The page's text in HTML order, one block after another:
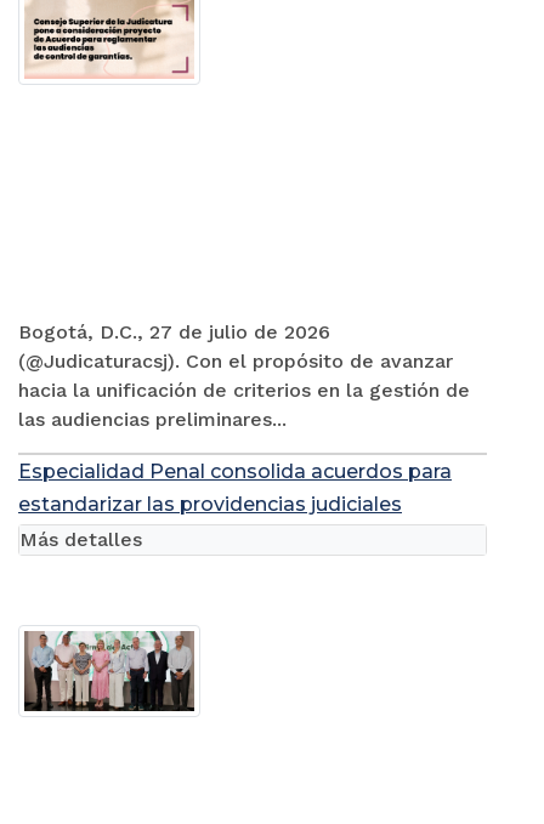
Bogotá, D.C., 27 de julio de 2026
(@Judicaturacsj). Con el propósito de avanzar
hacia la unificación de criterios en la gestión de
las audiencias preliminares...
Especialidad Penal consolida acuerdos para
estandarizar las providencias judiciales
Más detalles